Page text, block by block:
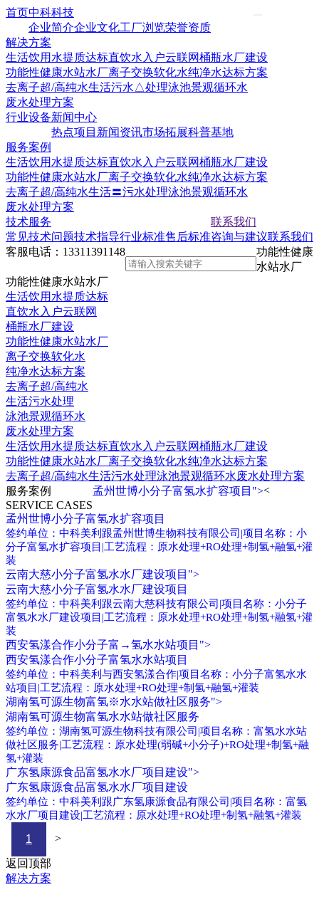
首页中科科技
企业简介企业文化工厂浏览荣誉资质
解决方案
生活饮用水提质达标直饮水入户云联网桶瓶水厂建设
功能性健康水站水厂离子交换软化水纯净水达标方案
去离子超/高纯水生活污水△处理泳池景观循环水
废水处理方案
行业设备新闻中心
热点项目 新闻资讯市场拓展科普基地
服务案例
生活饮用水提质达标直饮水入户云联网桶瓶水厂建设
功能性健康水站水厂离子交换软化水纯净水达标方案
去离子超/高纯水生活〓污水处理泳池景观循环水
废水处理方案
技术服务
常见技术问题技术指导行业标准售后标准
联系我们
咨询与建议联系我们
客服电话： 13311391148
功能性健康
水站水厂
功能性健康水站水厂
生活饮用水提质达标
直饮水入户云联网
桶瓶水厂建设
功能性健康水站水厂
离子交换软化水
纯净水达标方案
去离子超/高纯水
生活污水处理
泳池景观循环水
废水处理方案
生活饮用水提质达标直饮水入户云联网桶瓶水厂建设
功能性健康水站水厂离子交换软化水纯净水达标方案
去离子超/高纯水生活污水处理泳池景观循环水废水处理方案
服务案例
SERVICE CASES
孟州世博小分子富氢水扩容项目">
孟州世博小分子富氢水扩容项目
签约单位：中科美利跟孟州世博生物科技有限公司|项目名称：小
分子富氢水扩容项目|工艺流程：原水处理+RO处理+制氢+融氢+灌
装
云南大慈小分子富氢水水厂建设项目">
云南大慈小分子富氢水水厂建设项目
签约单位：中科美利跟云南大慈科技有限公司|项目名称：小分子
富氢水水厂建设项目|工艺流程：原水处理+RO处理+制氢+融氢+灌
装
西安氢漾合作小分子富→氢水水站项目">
西安氢漾合作小分子富氢水水站项目
签约单位：中科美利与西安氢漾合作|项目名称：小分子富氢水水
站项目|工艺流程：原水处理+RO处理+制氢+融氢+灌装
湖南氢可源生物富氢※水水站做社区服务">
湖南氢可源生物富氢水水站做社区服务
签约单位：湖南氢可源生物科技有限公司|项目名称：富氢水水站
做社区服务|工艺流程：原水处理(弱碱+小分子)+RO处理+制氢+融
氢+灌装
广东氢康源食品富氢水水厂项目建设">
广东氢康源食品富氢水水厂项目建设
签约单位：中科美利跟广东氢康源食品有限公司|项目名称：富氢
水水厂项目建设|工艺流程：原水处理+RO处理+制氢+融氢+灌装
<
1 >
返回顶部
解决方案